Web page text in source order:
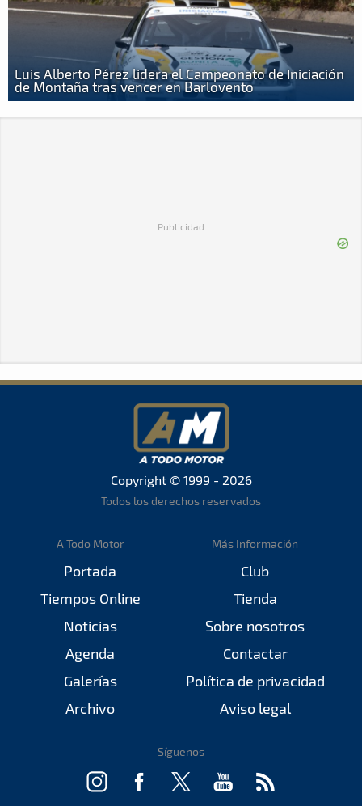
Luis Alberto Pérez lidera el Campeonato de Iniciación
de Montaña tras vencer en Barlovento
Publicidad
Copyright © 1999 - 2026
Todos los derechos reservados
A Todo Motor
Portada
Tiempos Online
Noticias
Agenda
Galerías
Archivo
Más Información
Club
Tienda
Sobre nosotros
Contactar
Política de privacidad
Aviso legal
Síguenos